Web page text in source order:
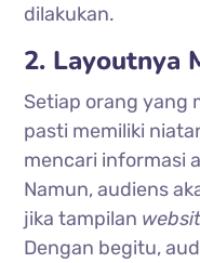
dilakukan.
2. Layoutnya
Setiap orang yang
pasti memiliki
mencari informasi
Namun, audiens
jika tampilan
Dengan begitu,